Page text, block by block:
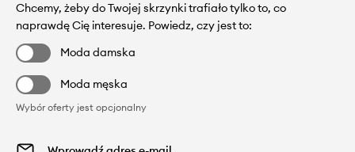
Chcemy, żeby do Twojej skrzynki trafiało tylko to, co
naprawdę Cię interesuje. Powiedz, czy jest to:
Moda damska
Moda męska
Wybór oferty jest opcjonalny